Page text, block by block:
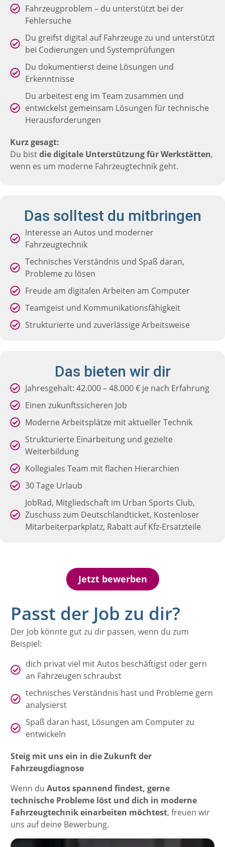
Fahrzeugproblem – du unterstützt bei der
Fehlersuche
Du greifst digital auf Fahrzeuge zu und unterstützt
bei Codierungen und Systemprüfungen
Du dokumentierst deine Lösungen und
Erkenntnisse
Du arbeitest eng im Team zusammen und
entwickelst gemeinsam Lösungen für technische
Herausforderungen
Kurz gesagt:
Du bistdie digitale Unterstützung für Werkstätten,
wenn es um moderne Fahrzeugtechnik geht.
Das solltest du mitbringen
Interesse an Autos und moderner
Fahrzeugtechnik
Technisches Verständnis und Spaß daran,
Probleme zu lösen
Freude am digitalen Arbeiten am Computer
Teamgeist und Kommunikationsfähigkeit
Strukturierte und zuverlässige Arbeitsweise
Das bieten wir dir
Jahresgehalt: 42.000 – 48.000 € je nach Erfahrung
Einen zukunftssicheren Job
Moderne Arbeitsplätze mit aktueller Technik
Strukturierte Einarbeitung und gezielte
Weiterbildung
Kollegiales Team mit flachen Hierarchien
30 Tage Urlaub
JobRad, Mitgliedschaft im Urban Sports Club,
Zuschuss zum Deutschlandticket, Kostenloser
Mitarbeiterparkplatz, Rabatt auf Kfz-Ersatzteile
Jetzt bewerben
Passt der Job zu dir?
Der Job könnte gut zu dir passen, wenn du zum
Beispiel:
dich privat viel mit Autos beschäftigst oder gern
an Fahrzeugen schraubst
technisches Verständnis hast und Probleme gern
analysierst
Spaß daran hast, Lösungen am Computer zu
entwickeln
Steig mit uns ein in die Zukunft der
Fahrzeugdiagnose
Wenn du Autos spannend findest, gerne
technische Probleme löst und dich in moderne
Fahrzeugtechnik einarbeiten möchtest, freuen wir
uns auf deine Bewerbung.